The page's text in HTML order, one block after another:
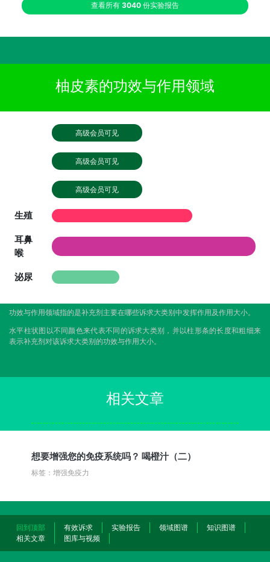
查看所有 3040 份实验报告
柚皮素的功效与作用领域
高级会员可见
高级会员可见
高级会员可见
生殖
耳鼻
喉
泌尿
功效与作用领域指的是补充剂主要在哪些诉求大类别中发挥作用及作用大小。
水平柱状图以不同颜色来代表不同的诉求大类别，并以柱形条的长度和粗细来
表示补充剂对该诉求大类别的功效与作用大小。
相关文章
想要增强您的免疫系统吗？ 喝橙汁（二）
标签：增强免疫力
回到顶部 有效诉求 实验报告 领域图谱
知识图谱
相关文章
图库与视频